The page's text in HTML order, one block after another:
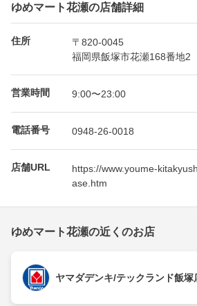
ゆめマート花瀬の店舗詳細
住所
〒820-0045
福岡県飯塚市花瀬168番地2
営業時間 9:00〜23:00
電話番号 0948-26-0018
店舗URL
https://www.youme-
ase.htm
ゆめマート花瀬の近くのお店
ヤマダデンキ/テックランド飯塚